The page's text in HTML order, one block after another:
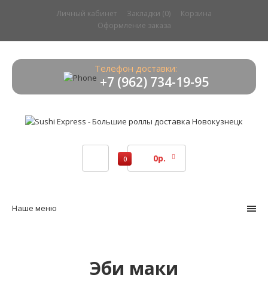
Личный кабинет Закладки (0)
Корзина
Оформление заказа
Телефон доставки:
+7 (962) 734-19-95
0 0р.
Наше меню
Эби маки